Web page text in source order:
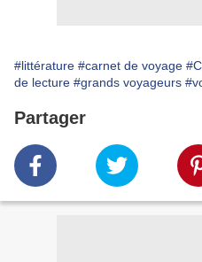
#littérature #carnet de voyage
de lecture #grands voyageurs
Partager